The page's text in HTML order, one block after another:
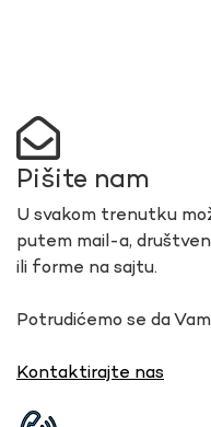
Pišite nam
U svakom trenutku
putem mail-a,
ili forme na sajtu.
Potrudićemo se da
Kontaktirajte nas